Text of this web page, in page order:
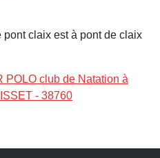
claix est à pont de claix
POLO club de Natation à
- 38760